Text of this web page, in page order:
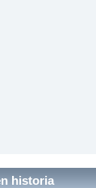
historia